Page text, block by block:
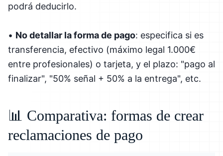
podrá deducirlo.
• No detallar la forma de pago: especifica si es
transferencia, efectivo (máximo legal 1.000€
entre profesionales) o tarjeta, y el plazo: "pago al
finalizar", "50% señal + 50% a la entrega", etc.
📊 Comparativa: formas de crear
reclamaciones de pago